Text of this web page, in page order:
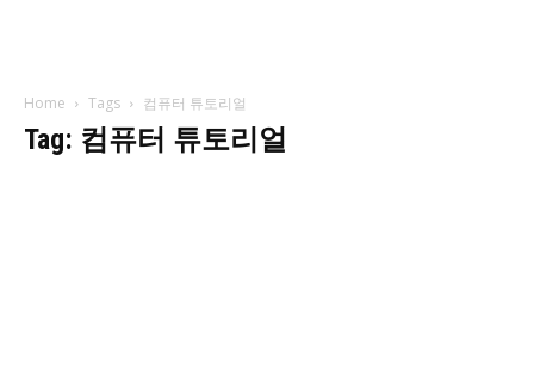
Home Tags 컴퓨터 튜토리얼
Tag: 컴퓨터 튜토리얼